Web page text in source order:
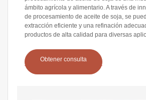
ámbito agrícola y alimentario. A través de
de procesamiento de aceite de soja, se
extracción eficiente y una refinación
productos de alta calidad para diversas
Obtener consulta